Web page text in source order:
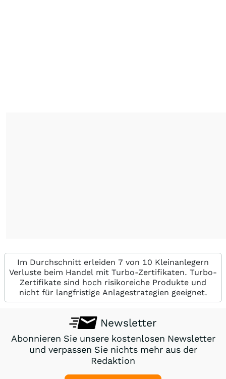
Im Durchschnitt erleiden 7 von 10 Kleinanlegern
Verluste beim Handel mit Turbo-Zertifikaten. Turbo-
Zertifikate sind hoch risikoreiche Produkte und
nicht für langfristige Anlagestrategien geeignet.
Newsletter
Abonnieren Sie unsere kostenlosen Newsletter
und verpassen Sie nichts mehr aus der
Redaktion